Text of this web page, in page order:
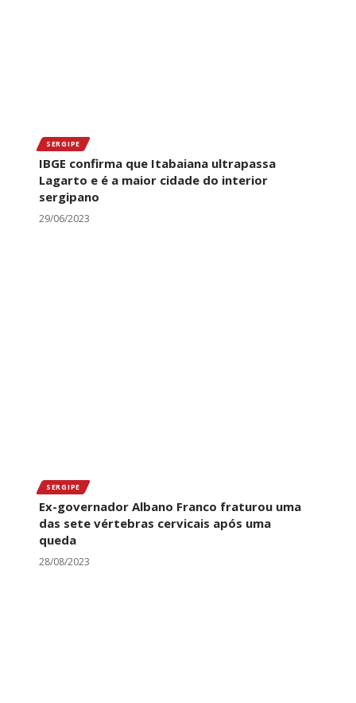
SERGIPE
IBGE confirma que Itabaiana ultrapassa
Lagarto e é a maior cidade do interior
sergipano
29/06/2023
SERGIPE
Ex-governador Albano Franco fraturou uma
das sete vértebras cervicais após uma
queda
28/08/2023